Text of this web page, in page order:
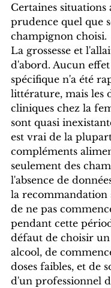
Certaines situations
prudence quel que
champignon choisi.
La grossesse et
d'abord. Aucun
spécifique n'a été
littérature, mais les
cliniques chez la
sont quasi
est vrai de la
compléments
seulement des
l'absence de
la recommandation
de ne pas
pendant cette
défaut de choisir
alcool, de
doses faibles, et de
d'un professionnel